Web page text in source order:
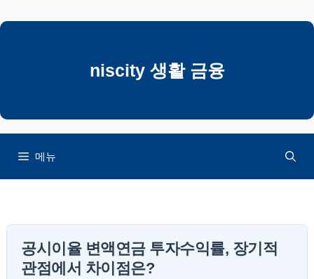
텐
뛰
niscity 생활 금융
메뉴
공시이율 변액연금 투자수익률, 장기적
관점에서 차이점은?